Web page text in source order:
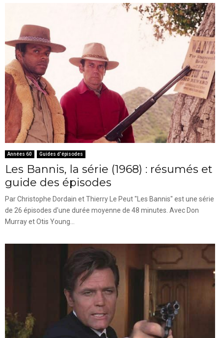
Années 60 Guides d'épisodes
Les Bannis, la série (1968) : résumés et
guide des épisodes
Par Christophe Dordain et Thierry Le Peut "Les Bannis" est une série
de 26 épisodes d'une durée moyenne de 48 minutes. Avec Don
Murray et Otis Young...